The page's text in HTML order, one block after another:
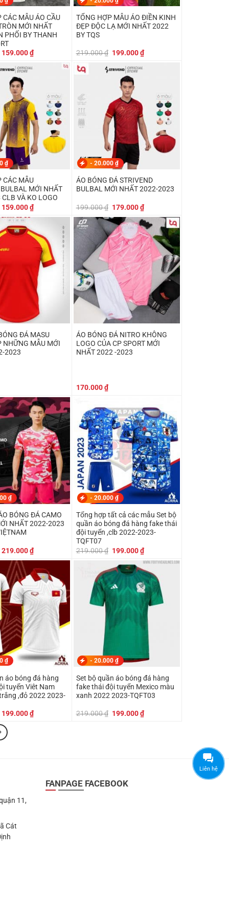
CÁC MẪU ÁO CẦU
MỚI NHẤT
PHỐI BY THANH
Giá
199.000 ₫.
159.000₫Giá
hiện
TỔNG HỢP MẪU ÁO ĐIỀN KINH
ĐẸP ĐỘC LẠ MỚI NHẤT 2022
BY TQS
219.000₫ Giá
là:
219.000 ₫.
199.000₫Giá
hiện
₫
CÁC MẪU
MỚI NHẤT
VÀ KO LOGO
Giá
là:
189.000 ₫.
159.000₫Giá
hiện
159.000 ₫.
- 20.000 ₫
ÁO BÓNG ĐÁ STRIVEND
BULBAL MỚI NHẤT 2022-2023
199.000₫ Giá
là:
199.000 ₫.
179.000₫Giá
hiện
tại
là:
179.000 ₫.
ĐÁ MASU
NHỮNG MẪU MỚI
2023
ÁO BÓNG ĐÁ NITRO KHÔNG
LOGO CỦA CP SPORT MỚI
NHẤT 2022 -2023
170.000₫
₫
BÓNG ĐÁ CAMO
NHẤT 2022-2023
Giá
499.000 ₫.
219.000₫Giá
hiện
là:
219.000 ₫.
- 20.000 ₫
Tổng hợp tất cả các mẫu Set bộ
quần áo bóng đá hàng fake thái
đội tuyển ,clb 2022-2023-
TQFT07
219.000₫ Giá
là:
219.000 ₫.
199.000₫Giá
hiện
tại
là:
199.000 ₫.
₫
áo bóng đá hàng
tuyển Viêt Nam
,đỏ 2022 2023-
Giá
là:
219.000 ₫.
199.000₫Giá
hiện
- 20.000 ₫
Set bộ quần áo bóng đá hàng
fake thái đội tuyển Mexico màu
xanh 2022 2023-TQFT03
219.000₫ Giá
199.000₫Giá
hiện
11,
Cát
FANPAGE FACEBOOK
Liên hệ